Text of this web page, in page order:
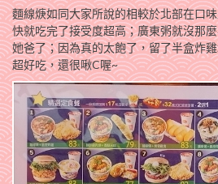
麵線焿如同大家所說的相較於北部在口
快就吃完了接受度超高；廣東粥就沒那
她爸了；因為真的太飽了，留了半盒炸
超好吃，還很啾C喔~